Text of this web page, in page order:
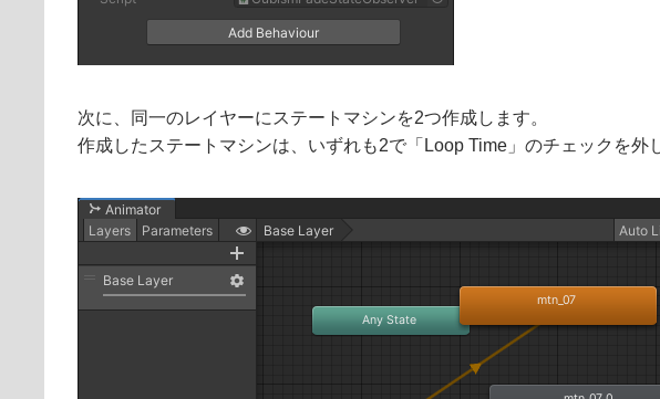
次に、同一のレイヤーにステートマシンを2つ作成します。
作成したステートマシンは、いずれも2で「Loop Time」のチェックを外